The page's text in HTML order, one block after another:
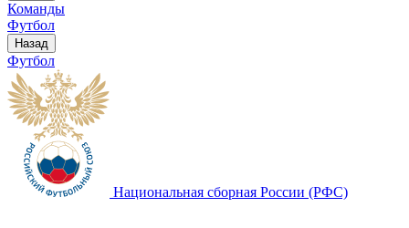
Команды
Футбол
Назад
Футбол
Национальная сборная России (РФС)